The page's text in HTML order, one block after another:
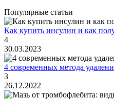
Популярные статьи
Как купить инсулин и как
4
30.03.2023
4 современных метода
3
26.12.2022